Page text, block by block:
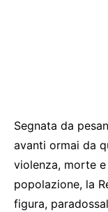
Segnata da
avanti ormai da
violenza, morte
popolazione, la
figura,